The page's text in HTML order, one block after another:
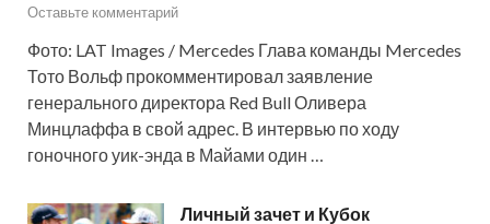
Оставьте комментарий
Фото: LAT Images / Mercedes Глава команды Mercedes
Тото Вольф прокомментировал заявление
генерального директора Red Bull Оливера
Минцлаффа в свой адрес. В интервью по ходу
гоночного уик-энда в Майами один …
Личный зачет и Кубок